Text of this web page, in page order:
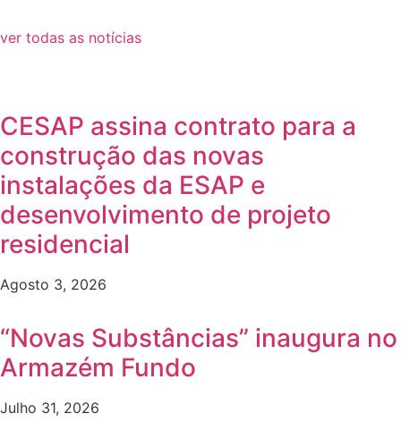
ver todas as notícias
CESAP assina contrato para a
construção das novas
instalações da ESAP e
desenvolvimento de projeto
residencial
Agosto 3, 2026
“Novas Substâncias” inaugura no
Armazém Fundo
Julho 31, 2026